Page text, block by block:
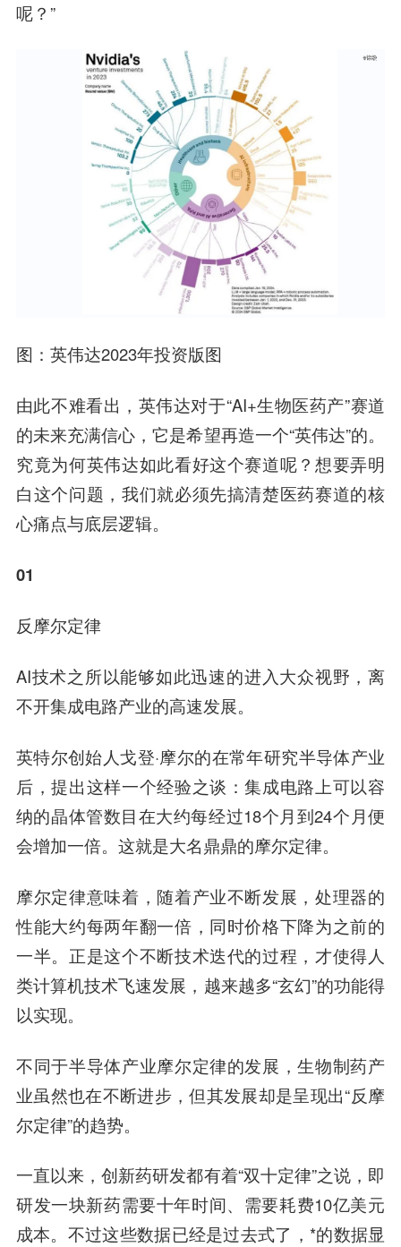
呢？”
图：英伟达2023年投资版图
由此不难看出，英伟达对于“AI+生物医药产”赛道
的未来充满信心，它是希望再造一个“英伟达”的。
究竟为何英伟达如此看好这个赛道呢？想要弄明
白这个问题，我们就必须先搞清楚医药赛道的核
心痛点与底层逻辑。
01
反摩尔定律
AI技术之所以能够如此迅速的进入大众视野，离
不开集成电路产业的高速发展。
英特尔创始人戈登·摩尔的在常年研究半导体产业
后，提出这样一个经验之谈：集成电路上可以容
纳的晶体管数目在大约每经过18个月到24个月便
会增加一倍。这就是大名鼎鼎的摩尔定律。
摩尔定律意味着，随着产业不断发展，处理器的
性能大约每两年翻一倍，同时价格下降为之前的
一半。正是这个不断技术迭代的过程，才使得人
类计算机技术飞速发展，越来越多“玄幻”的功能得
以实现。
不同于半导体产业摩尔定律的发展，生物制药产
业虽然也在不断进步，但其发展却是呈现出“反摩
尔定律”的趋势。
一直以来，创新药研发都有着“双十定律”之说，即
研发一块新药需要十年时间、需要耗费10亿美元
成本。不过这些数据已经是过去式了，*的数据显